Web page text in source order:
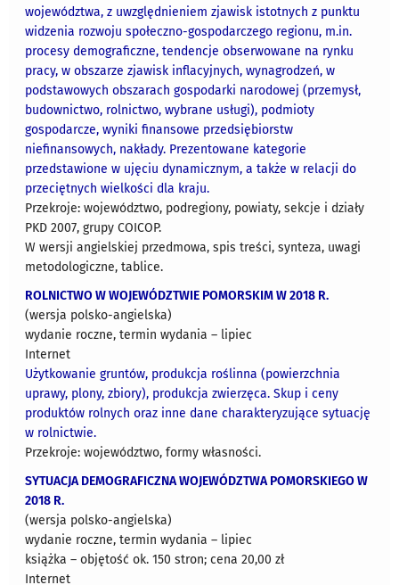
województwa, z uwzględnieniem zjawisk istotnych z punktu
widzenia rozwoju społeczno-gospodarczego regionu, m.in.
procesy demograficzne, tendencje obserwowane na rynku
pracy, w obszarze zjawisk inflacyjnych, wynagrodzeń, w
podstawowych obszarach gospodarki narodowej (przemysł,
budownictwo, rolnictwo, wybrane usługi), podmioty
gospodarcze, wyniki finansowe przedsiębiorstw
niefinansowych, nakłady. Prezentowane kategorie
przedstawione w ujęciu dynamicznym, a także w relacji do
przeciętnych wielkości dla kraju.
Przekroje: województwo, podregiony, powiaty, sekcje i działy
PKD 2007, grupy COICOP.
W wersji angielskiej przedmowa, spis treści, synteza, uwagi
metodologiczne, tablice.
ROLNICTWO W WOJEWÓDZTWIE POMORSKIM W 2018 R.
(wersja polsko-angielska)
wydanie roczne, termin wydania – lipiec
Internet
Użytkowanie gruntów, produkcja roślinna (powierzchnia
uprawy, plony, zbiory), produkcja zwierzęca. Skup i ceny
produktów rolnych oraz inne dane charakteryzujące sytuację
w rolnictwie.
Przekroje: województwo, formy własności.
SYTUACJA DEMOGRAFICZNA WOJEWÓDZTWA POMORSKIEGO W
2018 R.
(wersja polsko-angielska)
wydanie roczne, termin wydania – lipiec
książka – objętość ok. 150 stron; cena 20,00 zł
Internet